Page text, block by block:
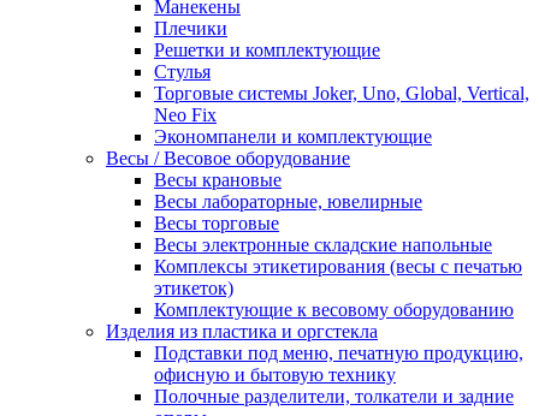
Манекены
Плечики
Решетки и комплектующие
Стулья
Торговые системы Joker, Uno, Global, Vertical,
Neo Fix
Экономпанели и комплектующие
Весы / Весовое оборудование
Весы крановые
Весы лабораторные, ювелирные
Весы торговые
Весы электронные складские напольные
Комплексы этикетирования (весы с печатью
этикеток)
Комплектующие к весовому оборудованию
Изделия из пластика и оргстекла
Подставки под меню, печатную продукцию,
офисную и бытовую технику
Полочные разделители, толкатели и задние